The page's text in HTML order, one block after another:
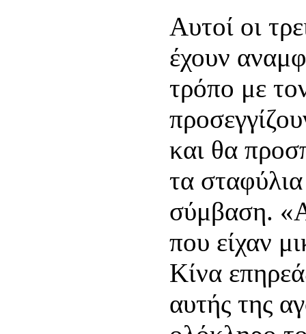
Αυτοί οι
έχουν
τρόπο με
και θα
τα
σύμβαση.
που είχαν
Κίνα
αυτής της